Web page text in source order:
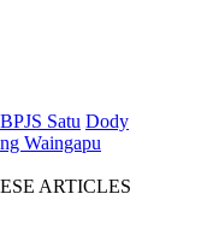
BPJS Satu Dody
Waingapu
ARTICLES